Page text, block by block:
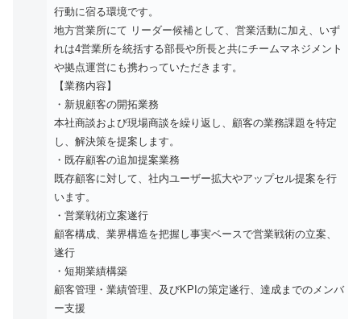
行動に宿る環境です。
地方営業所にて リーダー候補として、営業活動に加え、いず
れは4営業所を統括する部長や所長と共にチームマネジメント
や拠点運営にも携わっていただきます。
【業務内容】
・新規顧客の開拓業務
本社商談および現場商談を繰り返し、顧客の業務課題を特定
し、解決策を提案します。
・既存顧客の追加提案業務
既存顧客に対して、社内ユーザー拡大やアップセル提案を行
います。
・営業戦術立案遂行
顧客構成、業界構造を把握し事実ベースで営業戦術の立案、
遂行
・短期業績構築
顧客管理・業績管理、及びKPIの策定遂行、達成までのメンバ
ー支援